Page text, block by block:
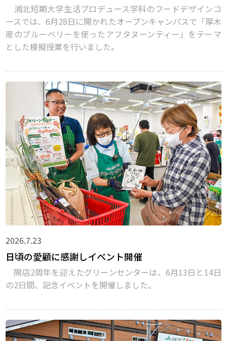
湘北短期大学生活プロデュース学科のフードデザインコ
ースでは、6月28日に開かれたオープンキャンパスで「厚木
産のブルーベリーを使ったアフタヌーンティー」をテーマ
とした模擬授業を行いました。
2026.7.23
日頃の愛顧に感謝しイベント開催
開店2周年を迎えたグリーンセンターは、6月13日と14日
の2日間、記念イベントを開催しました。